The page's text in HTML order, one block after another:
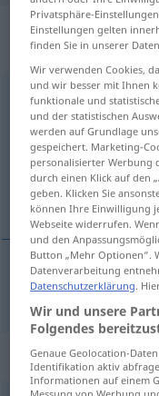
„sticheln“
stichelnv/i FIG
Übersicht aller
(Für mehr Details die
pika
pika sticheln
Privatsphäre-
Einstellungen gelten
finden Sie in unserer
Wir verwenden Cookies,
und wir besser mit Ihnen
funktionale und
und der statistischen
werden auf Grundlage
gespeichert. Marketing-
personalisierter Werbung
durch einen Klick auf den
geben. Klicken Sie
können Ihre Einwilligung
Webseite widerrufen.
und den
Button „Mehr Optionen“.
Datenverarbeitung
Datenschutzerklärung.
Wir und unsere
Folgendes
Genaue Geolocation-
Identifikation aktiv
Informationen auf einem
Messung von Werbung